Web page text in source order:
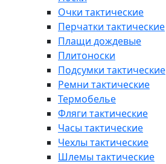
Очки тактические
Перчатки тактические
Плащи дождевые
Плитоноски
Подсумки тактические
Ремни тактические
Термобелье
Фляги тактические
Часы тактические
Чехлы тактические
Шлемы тактические